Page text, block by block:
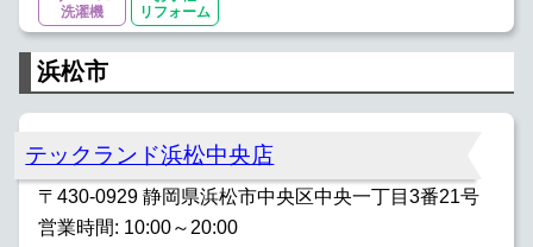
洗濯機
リフォーム
浜松市
テックランド浜松中央店
〒430-0929 静岡県浜松市中央区中央一丁目3番21号
営業時間: 10:00～20:00